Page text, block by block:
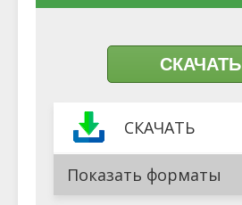
СКАЧАТЬ
СКАЧАТЬ
Показать форматы